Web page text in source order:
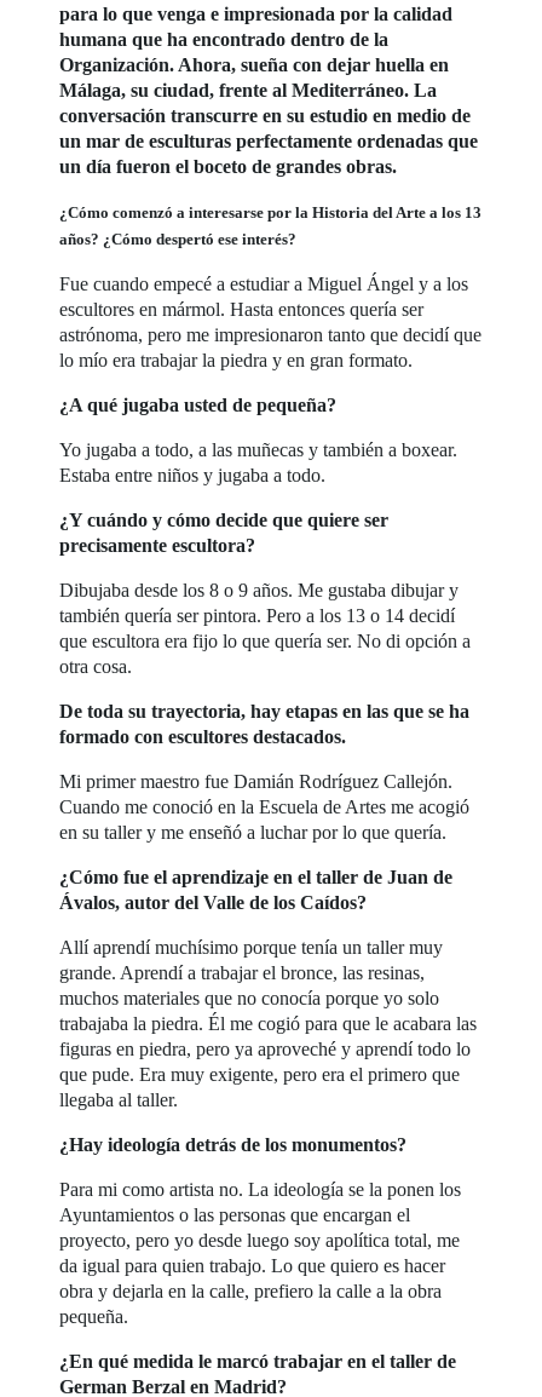
para lo que venga e impresionada por la calidad
humana que ha encontrado dentro de la
Organización. Ahora, sueña con dejar huella en
Málaga, su ciudad, frente al Mediterráneo. La
conversación transcurre en su estudio en medio de
un mar de esculturas perfectamente ordenadas que
un día fueron el boceto de grandes obras.
¿Cómo comenzó a interesarse por la Historia del Arte a los 13
años? ¿Cómo despertó ese interés?
Fue cuando empecé a estudiar a Miguel Ángel y a los
escultores en mármol. Hasta entonces quería ser
astrónoma, pero me impresionaron tanto que decidí que
lo mío era trabajar la piedra y en gran formato.
¿A qué jugaba usted de pequeña?
Yo jugaba a todo, a las muñecas y también a boxear.
Estaba entre niños y jugaba a todo.
¿Y cuándo y cómo decide que quiere ser
precisamente escultora?
Dibujaba desde los 8 o 9 años. Me gustaba dibujar y
también quería ser pintora. Pero a los 13 o 14 decidí
que escultora era fijo lo que quería ser. No di opción a
otra cosa.
De toda su trayectoria, hay etapas en las que se ha
formado con escultores destacados.
Mi primer maestro fue Damián Rodríguez Callejón.
Cuando me conoció en la Escuela de Artes me acogió
en su taller y me enseñó a luchar por lo que quería.
¿Cómo fue el aprendizaje en el taller de Juan de
Ávalos, autor del Valle de los Caídos?
Allí aprendí muchísimo porque tenía un taller muy
grande. Aprendí a trabajar el bronce, las resinas,
muchos materiales que no conocía porque yo solo
trabajaba la piedra. Él me cogió para que le acabara las
figuras en piedra, pero ya aproveché y aprendí todo lo
que pude. Era muy exigente, pero era el primero que
llegaba al taller.
¿Hay ideología detrás de los monumentos?
Para mi como artista no. La ideología se la ponen los
Ayuntamientos o las personas que encargan el
proyecto, pero yo desde luego soy apolítica total, me
da igual para quien trabajo. Lo que quiero es hacer
obra y dejarla en la calle, prefiero la calle a la obra
pequeña.
¿En qué medida le marcó trabajar en el taller de
German Berzal en Madrid?